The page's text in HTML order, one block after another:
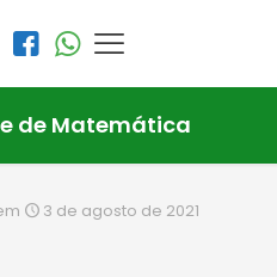
de Matemática
3 de agosto de 2021